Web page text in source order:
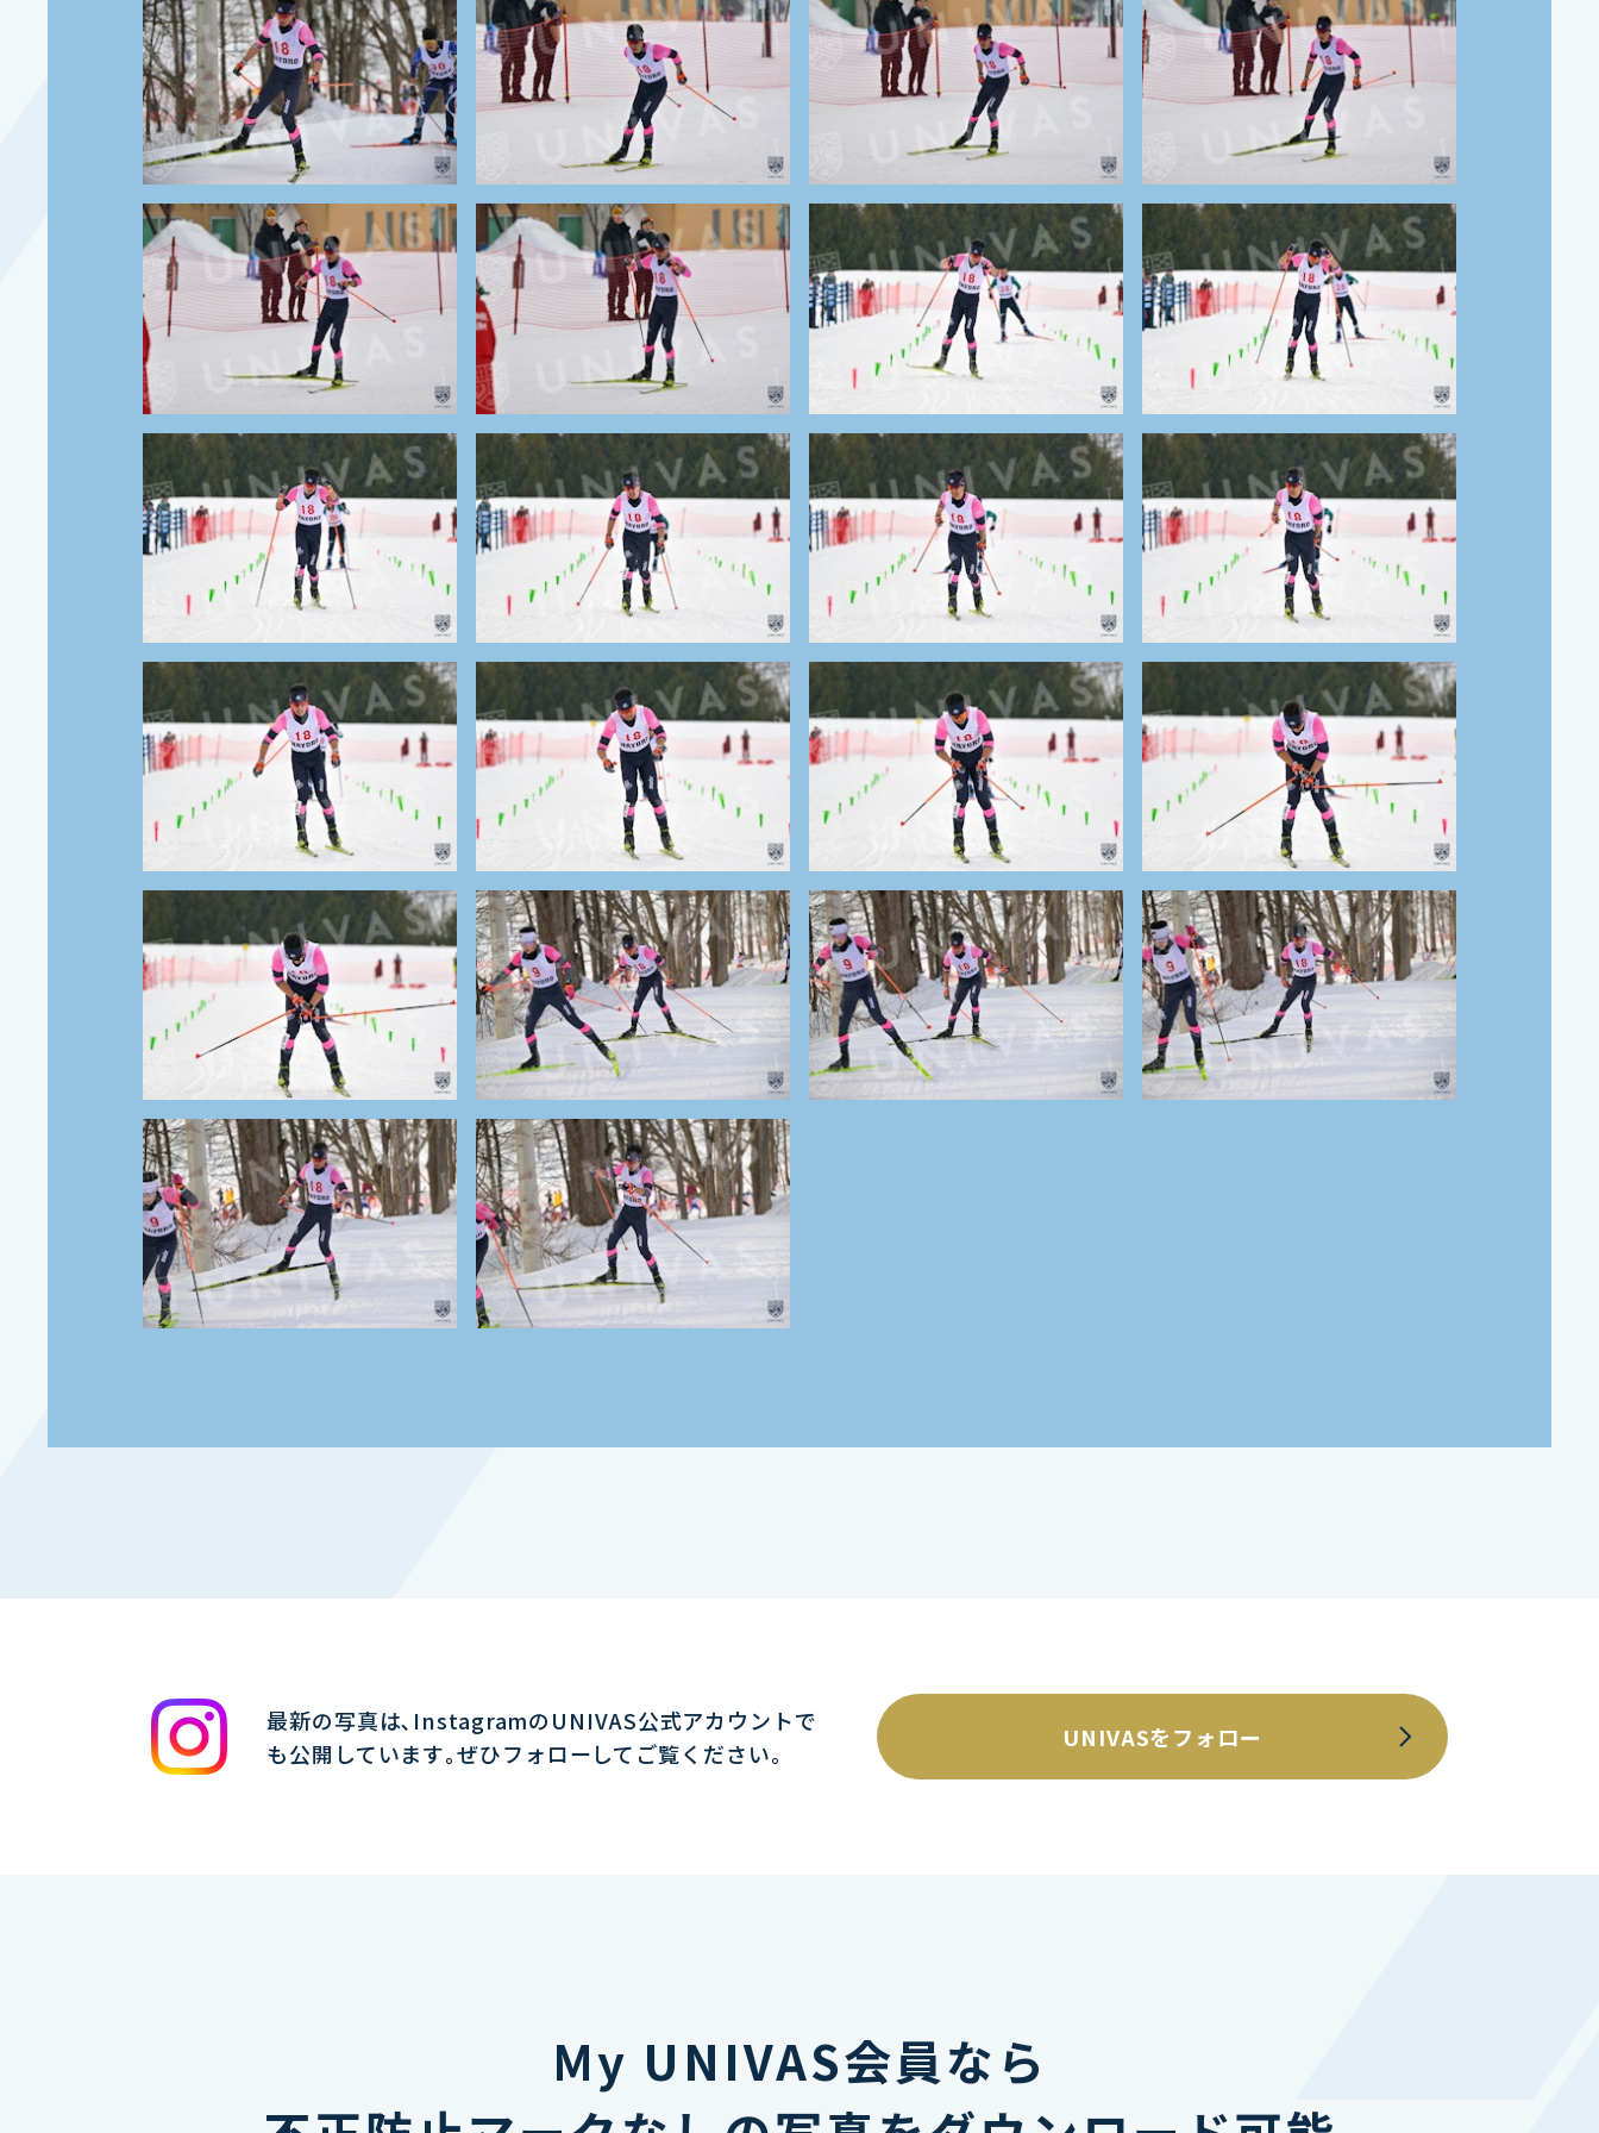
最新の写真は､InstagramのUNIVAS公式アカウントで
も公開しています｡ぜひフォローしてご覧ください｡
UNIVASをフォロー
My UNIVAS会員なら